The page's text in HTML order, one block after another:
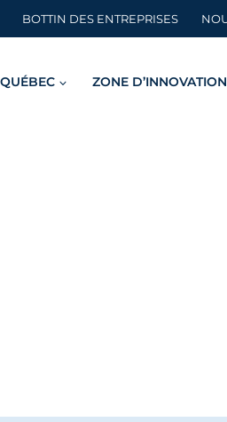
BOTTIN DES ENTREPRISES
ZONE D’INNOVATION